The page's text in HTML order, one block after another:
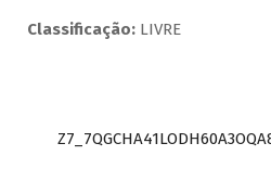
Classificação:LIVRE